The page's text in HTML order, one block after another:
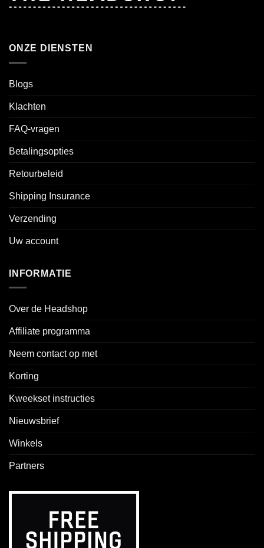
ONZE DIENSTEN
Blogs
Klachten
FAQ-vragen
Betalingsopties
Retourbeleid
Shipping Insurance
Verzending
Uw account
INFORMATIE
Over de Headshop
Affiliate programma
Neem contact op met
Korting
Kweekset instructies
Nieuwsbrief
Winkels
Partners